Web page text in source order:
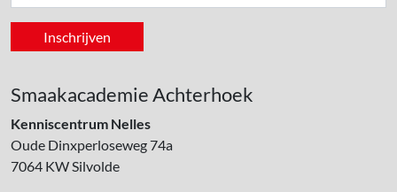
Smaakacademie Achterhoek
Kenniscentrum Nelles
Oude Dinxperloseweg 74a
7064 KWSilvolde